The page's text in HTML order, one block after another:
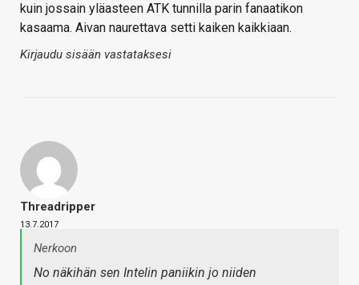
kuin jossain yläasteen ATK tunnilla parin fanaatikon
kasaama. Aivan naurettava setti kaiken kaikkiaan.
Kirjaudu sisään vastataksesi
Threadripper
13.7.2017
Nerkoon
No näkihän sen Intelin paniikin jo niiden